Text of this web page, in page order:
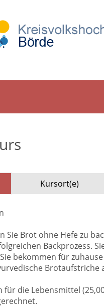
Kursort(e)
Sie Brot ohne Hefe zu
Backprozess.
bekommen für
Brotaufstriche
für die Lebensmittel